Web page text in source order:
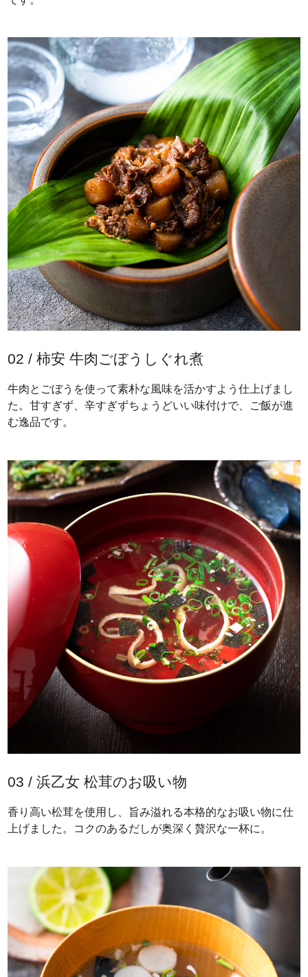
02 / 柿安 牛肉ごぼうしぐれ煮
牛肉とごぼうを使って素朴な風味を活かすよう仕上げまし
た。甘すぎず、辛すぎずちょうどいい味付けで、ご飯が進
む逸品です。
03 / 浜乙女 松茸のお吸い物
香り高い松茸を使用し、旨み溢れる本格的なお吸い物に仕
上げました。コクのあるだしが奥深く贅沢な一杯に。